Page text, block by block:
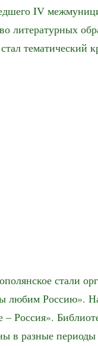
IV
литературных
тематический
стали
Россию».
– Россия».
в разные